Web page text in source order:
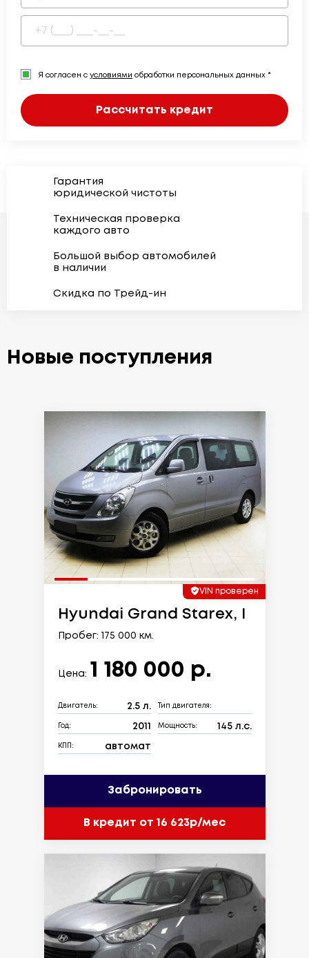
Я согласен с условиями обработки персональных данных *
Рассчитать кредит
Гарантия
юридической чистоты
Техническая проверка
каждого авто
Большой выбор автомобилей
в наличии
Скидка по Трейд-ин
Новые поступления
VIN проверен
Hyundai Grand Starex, I
Пробег: 175 000 км.
Цена: 1 180 000 р.
Двигатель: 2.5 л. Тип двигателя:
Год: 2011 Мощность: 145 л.с.
КПП: автомат
Забронировать
В кредит от 16 623р/мес